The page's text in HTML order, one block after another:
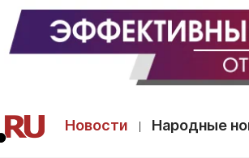
Новости Народные